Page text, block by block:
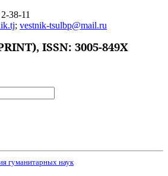
38-11
; vestnik-tsulbp@mail.ru
ISSN: 3005-849X
гуманитарных наук